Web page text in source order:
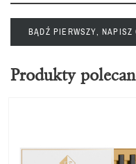
BĄDŹ PIERWSZY, NAPISZ
Produkty